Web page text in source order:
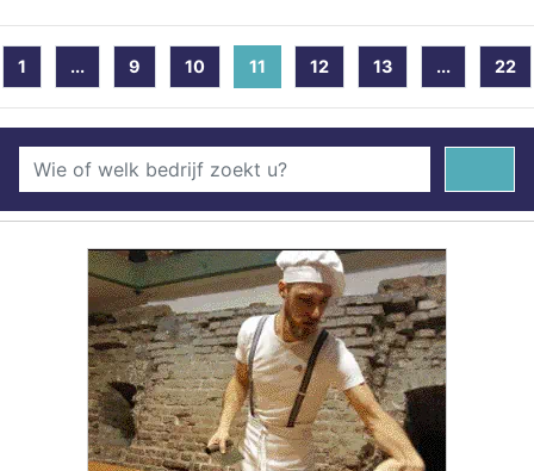
1 ... 9 10 11 (current)
12 13 ... 22